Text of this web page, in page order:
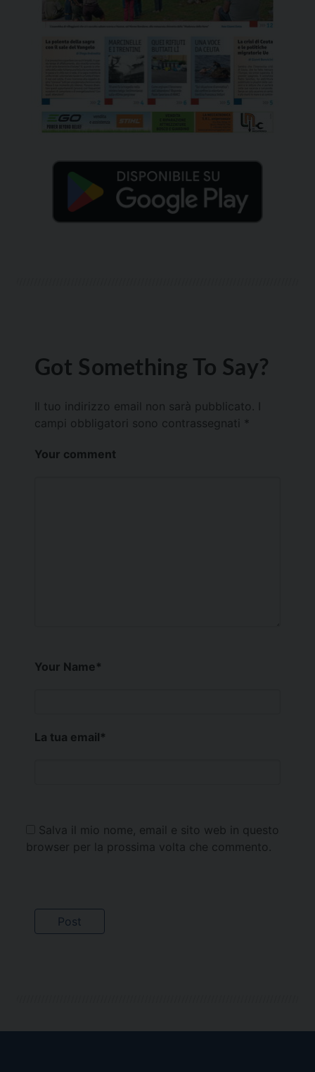
Got Something To Say?
Il tuo indirizzo email non sarà pubblicato.
campi obbligatori sono contrassegnati *
Your comment
Your Name*
La tua email*
Salva il mio nome, email e sito web in questo
browser per la prossima volta che commento.